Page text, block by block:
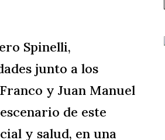
Spinelli,
junto a los
y Juan Manuel
de este
y salud, en una